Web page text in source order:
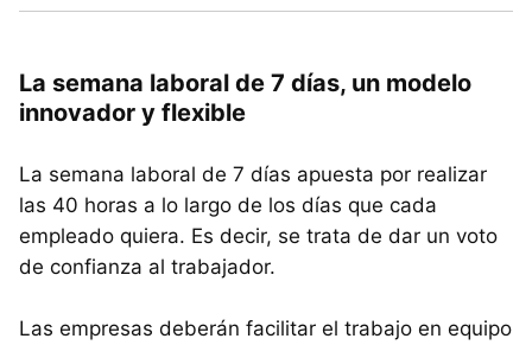
La semana laboral de 7 días, un modelo
innovador y flexible
La semana laboral de 7 días apuesta por realizar
las 40 horas a lo largo de los días que cada
empleado quiera. Es decir, se trata de dar un voto
de confianza al trabajador.
Las empresas deberán facilitar el trabajo en equipo